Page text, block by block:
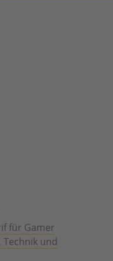
für Gamer
und